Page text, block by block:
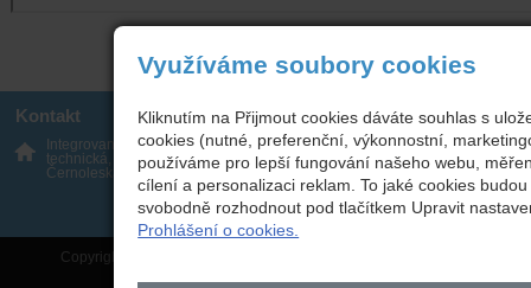
Kontakt
Integrovaná střední škola
technická, Benešov,
Černoleská 1997
317 723 131
skola(zavináč)isstbn.cz
Datová schránka: rzpw2gi
ISSBN(zavináč)kr-s.cz
Twitter
Copyright © 2026 Integrovaná střední škola technická, Benešov,
Využíváme soubory cookies
Kliknutím na Přijmout cookies dáváte souhlas s
cookies (nutné, preferenční, výkonnostní,
používáme pro lepší fungování našeho webu,
cílení a personalizaci reklam. To jaké cookies
svobodně rozhodnout pod tlačítkem Upravit
Prohlášení o cookies.